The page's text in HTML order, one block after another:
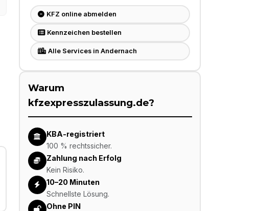
KFZ online abmelden
Kennzeichen bestellen
Alle Services in Andernach
Warum
kfzexpresszulassung.de?
KBA-registriert
100 % rechtssicher.
Zahlung nach Erfolg
Kein Risiko.
10–20 Minuten
Schnellste Lösung.
Ohne PIN